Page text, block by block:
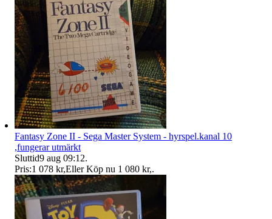
Fantasy Zone II - Sega Master System - hyrspel.kanal 10
,fungerar utmärkt
Sluttid9 aug 09:12.
Pris:1 078 kr,Eller Köp nu 1 080 kr,.